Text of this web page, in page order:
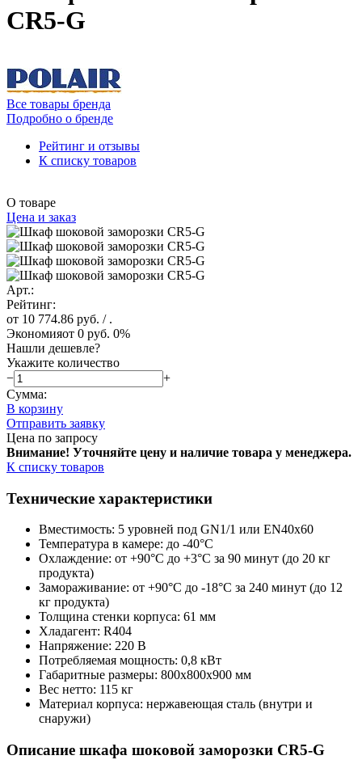
CR5-G
Все товары бренда
Подробно о бренде
Рейтинг и отзывы
К списку товаров
О товаре
Цена и заказ
Арт.:
Рейтинг:
от 10 774.86 руб. / .
Экономияот 0 руб. 0%
Нашли дешевле?
Укажите количество
−
+
Сумма:
В корзину
Отправить заявку
Цена по запросу
Внимание! Уточняйте цену и наличие товара у менеджера.
К списку товаров
Технические характеристики
Вместимость: 5 уровней под GN1/1 или EN40x60
Температура в камере: до -40°С
Охлаждение: от +90°C до +3°C за 90 минут (до 20 кг
продукта)
Замораживание: от +90°С до -18°С за 240 минут (до 12
кг продукта)
Толщина стенки корпуса: 61 мм
Хладагент: R404
Напряжение: 220 В
Потребляемая мощность: 0,8 кВт
Габаритные размеры: 800х800х900 мм
Вес нетто: 115 кг
Материал корпуса: нержавеющая сталь (внутри и
снаружи)
Описание шкафа шоковой заморозки CR5-G